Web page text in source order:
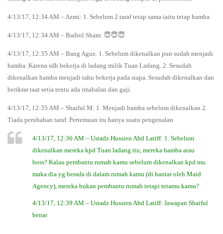
4/13/17, 12:34 AM – Azmi: 1. Sebelum 2.taraf tetap sama iaitu tetap hamba
4/13/17, 12:34 AM – Badrol Sham: 😇😇😇
4/13/17, 12:35 AM – Bang Agus: 1. Sebelum dikenalkan pun sudah menjadi
hamba. Karena sdh bekerja di ladang milik Tuan Ladang. 2. Sesudah
dikenalkan hamba menjadi tahu bekerja pada siapa. Sesudah dikenalkan dan
berikrar taat setia tentu ada imabalan dan gaji.
4/13/17, 12:35 AM – Shaiful M: 1. Menjadi hamba sebelum dikenalkan 2.
Tiada perubahan taraf. Pertemuan itu hanya suatu pengenalan
4/13/17, 12:36 AM – Ustadz Hussien Abd Latiff: 1. Sebelum
dikenalkan mereka kpd Tuan ladang itu, mereka hamba atau
boss? Kalau pembantu rumah kamu sebelum dikenalkan kpd mu
maka dia yg berada di dalam rumah kamu (di hantar oleh Maid
Agency), mereka bukan pembantu rumah tetapi tetamu.kamu?
4/13/17, 12:39 AM – Ustadz Hussien Abd Latiff: Jawapan Shaiful
benar